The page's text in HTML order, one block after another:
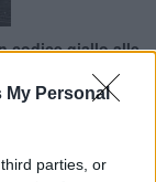
My Personal
parties, or
codice giallo alle